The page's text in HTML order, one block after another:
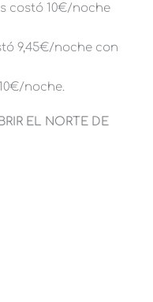
costó 10€/noche
9,45€/noche con
noche.
EL NORTE DE